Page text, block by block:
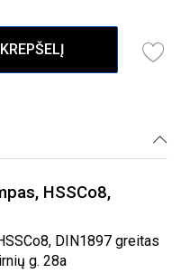
HSSCo8,
DIN1897 greitas
g. 28a